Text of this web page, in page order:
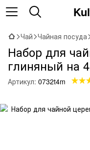
Чай Чайная посуда
Набор для
глиняный на
Артикул: 0732t4m